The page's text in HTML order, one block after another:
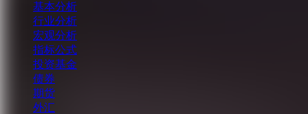
基本分析
行业分析
宏观分析
指标公式
投资基金
债券
期货
外汇